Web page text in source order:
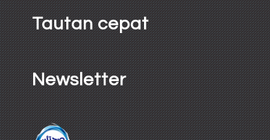
Tautan cepat
Newsletter